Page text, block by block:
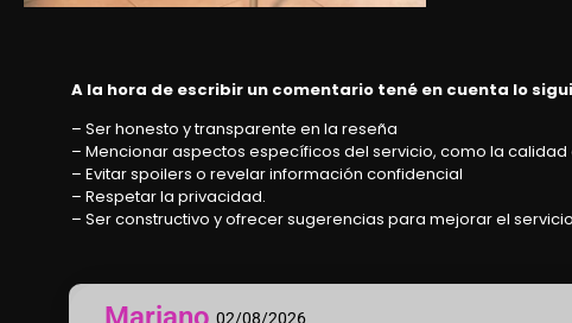
A la hora de escribir un comentario tené en cuenta lo
– Ser honesto y transparente en la reseña
– Mencionar aspectos específicos del servicio, como la
– Evitar spoilers o revelar información confidencial
– Respetar la privacidad.
– Ser constructivo y ofrecer sugerencias para mejorar el
02/08/2026